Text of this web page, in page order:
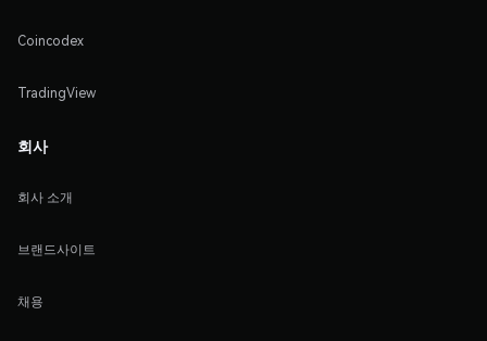
Coincodex
TradingView
회사
회사 소개
브랜드사이트
채용